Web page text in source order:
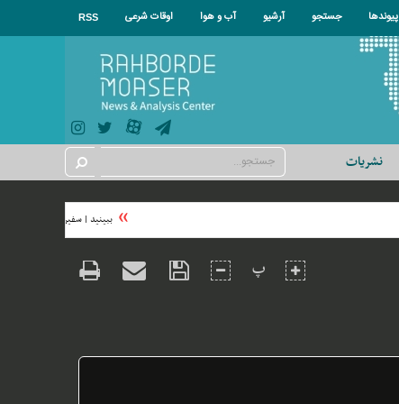
پیوندها جستجو آرشیو آب و هوا اوقات شرعی RSS
نشریات
ببینید | سفیر ژاپن موسیقی
پ